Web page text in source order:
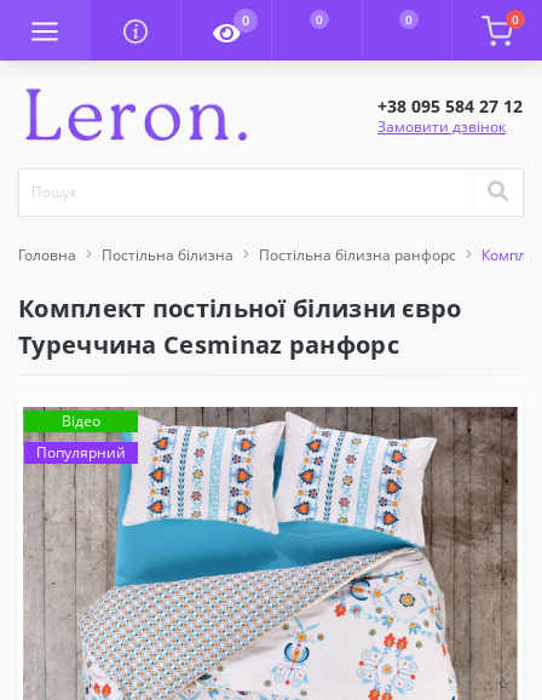
0 0 0 0
+38 095 584 27 12
Замовити дзвінок
Головна Постільна білизна Постільна білизна ранфорс
Комплект постільної білизни євро
Туреччина Cesminaz ранфорс
Відео
Популярний